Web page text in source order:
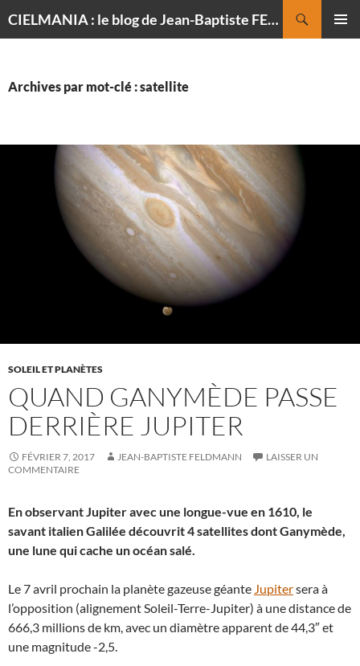
CIELMANIA : le blog de Jean-Baptiste FELDMANN, photographe du ciel
Archives par mot-clé : satellite
SOLEIL ET PLANÈTES
QUAND GANYMÈDE PASSE
DERRIÈRE JUPITER
FÉVRIER 7, 2017 JEAN-BAPTISTE FELDMANN
LAISSER UN
COMMENTAIRE
En observant Jupiter avec une longue-vue en 1610, le
savant italien Galilée découvrit 4 satellites dont Ganymède,
une lune qui cache un océan salé.
Le 7 avril prochain la planète gazeuse géante Jupitersera à
l’opposition (alignement Soleil-Terre-Jupiter) à une distance de
666,3 millions de km, avec un diamètre apparent de 44,3″ et
une magnitude -2,5.